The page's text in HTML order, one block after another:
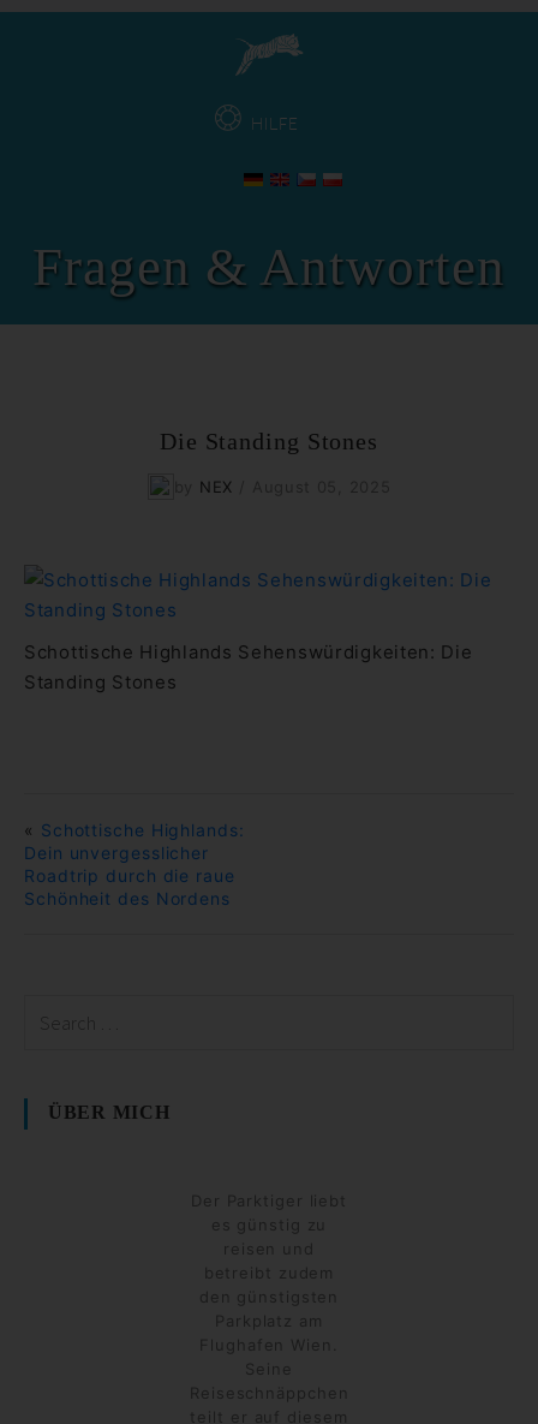
HILFE
Fragen & Antworten
Die Standing Stones
NEX
Schottische Highlands Sehenswürdigkeiten: Die
Standing Stones
« Schottische Highlands:
Dein unvergesslicher
Roadtrip durch die raue
Schönheit des Nordens
ÜBER MICH
Der Parktiger liebt
es günstig zu
reisen und
betreibt zudem
den günstigsten
Parkplatz am
Flughafen Wien.
Seine
Reiseschnäppchen
teilt er auf diesem